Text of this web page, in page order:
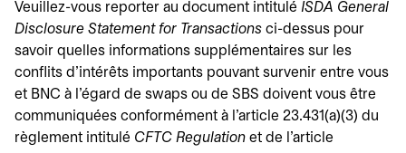
Veuillez-vous reporter au document intitulé ISDA General
Disclosure Statement for Transactions ci-dessus pour
savoir quelles informations supplémentaires sur les
conflits d'intérêts importants pouvant survenir entre vous
et BNC à l'égard de swaps ou de SBS doivent vous être
communiquées conformément à l'article 23.431(a)(3) du
règlement intitulé CFTC Regulation et de l'article